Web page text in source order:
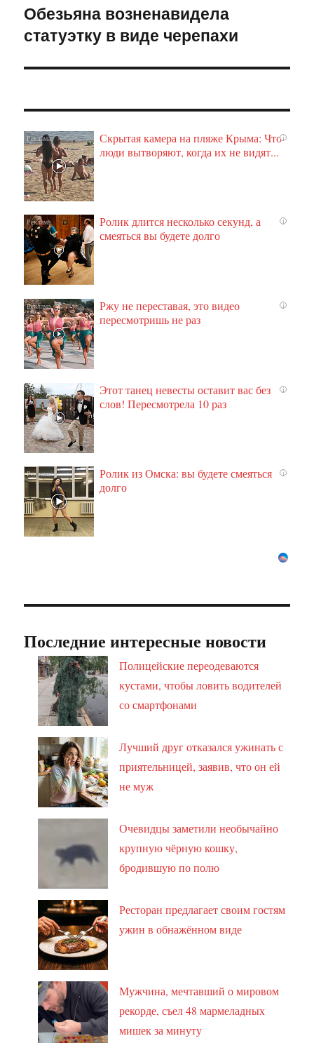
Следующая
запись:
Обезьяна возненавидела
статуэтку в виде черепахи
i
Скрытая камера на пляже Крыма: Что
люди вытворяют, когда их не видят...
i
Ролик длится несколько секунд, а
смеяться вы будете долго
i
Ржу не переставая, это видео
пересмотришь не раз
i
Этот танец невесты оставит вас без
слов! Пересмотрела 10 раз
i
Ролик из Омска: вы будете смеяться
долго
Последние интересные новости
Полицейские переодеваются
кустами, чтобы ловить водителей
со смартфонами
Лучший друг отказался ужинать с
приятельницей, заявив, что он ей
не муж
Очевидцы заметили необычайно
крупную чёрную кошку,
бродившую по полю
Ресторан предлагает своим гостям
ужин в обнажённом виде
Мужчина, мечтавший о мировом
рекорде, съел 48 мармеладных
мишек за минуту